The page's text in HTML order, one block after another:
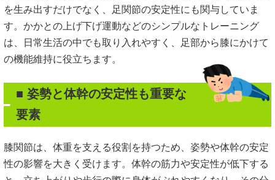
を生み出すだけでなく、足関節の安定性にも関与していま
す。かかとの上げ下げ運動などのシンプルなトレーニング
は、日常生活の中でも取り入れやすく、足部から膝にかけて
の機能維持に役立ちます。
■ 姿勢と体幹の安定性も重要な
要素
膝関節は、体重を支える役割を持つため、姿勢や体幹の安定
性の影響を大きく受けます。体幹の筋力や安定性が低下する